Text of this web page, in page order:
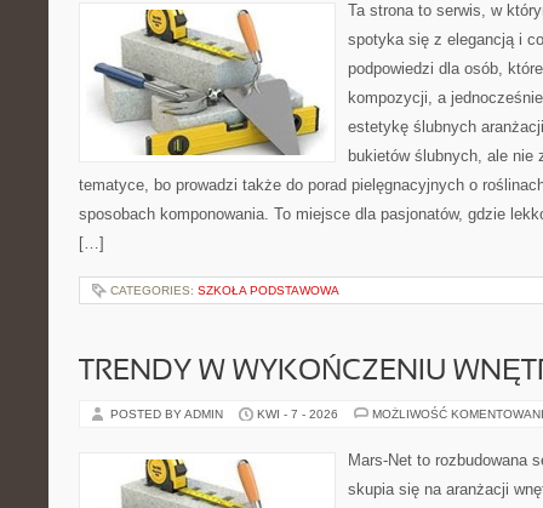
Ta strona to serwis, w
spotyka się z elegancją i
podpowiedzi dla osób,
kompozycji, a
estetykę ślubnych
bukietów ślubnych, ale nie
tematyce, bo prowadzi także do porad pielęgnacyjnych o
sposobach komponowania. To miejsce dla pasjonatów, gdzie
[…]
CATEGORIES: SZKOŁA PODSTAWOWA
TRENDY W WYKOŃCZENIU
POSTED BY ADMIN KWI - 7 - 2026 MOŻLIWOŚĆ
Mars-Net to rozbudowana
skupia się na aranżacji